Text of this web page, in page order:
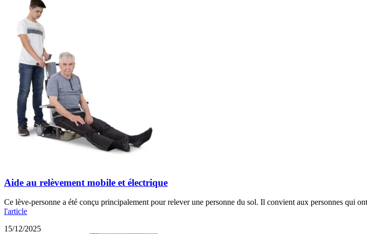
Aide au relèvement mobile et électrique
Ce lève-personne a été conçu principalement pour relever une personne du sol. Il convient aux personnes qui
l'article
15/12/2025